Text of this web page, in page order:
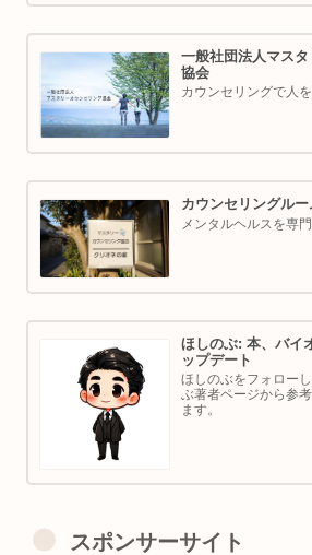
一般社団法人マス
協会
カウンセリングで人
カウンセリングル
メンタルヘルスを専
ほしのぶ: 本、バイ
ップデート
ほしのぶをフォロー
ぶ著者ページから参
ます。
スポンサーサイト